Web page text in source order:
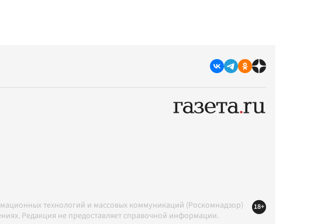
технологий и массовых коммуникаций (Роскомнадзор)
Редакция не предоставляет справочной информации.
18+